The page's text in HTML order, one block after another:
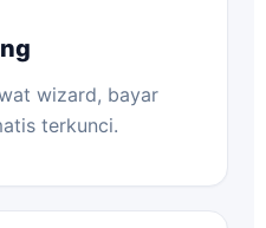
wizard, bayar
terkunci.